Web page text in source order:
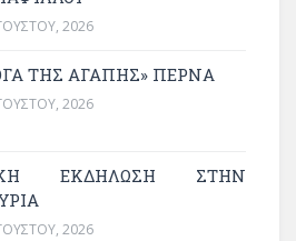
2026
ΤΗΣ ΑΓΆΠΗΣ» ΠΕΡΝΆ
2026
ΕΚΔΗΛΩΣΗ ΣΤΗΝ
2026